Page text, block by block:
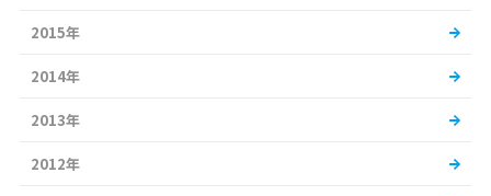
2015年
2014年
2013年
2012年